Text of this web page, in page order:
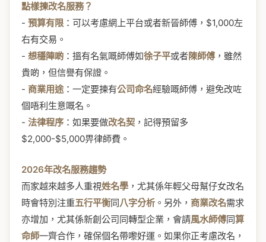
點樣揀改名服務？
- 預算有限 ：可以考慮網上平台或者新晉師傅，$1,000左
右有交易。
- 想穩陣啲 ：搵有名氣嘅師傅如徐子平或者陳師傅，雖然
貴啲，但信譽有保證。
- 商業用途 ：一定要揀有公司命名經驗嘅師傅，避免改咗
個唔利生意嘅名。
- 法律程序 ：如果要做改名契 ，記得預留多
$2,000-$5,000畀律師費。
2026年改名服務趨勢
而家越來越多人重視姓名學 ，尤其係年輕父母幫仔女改名
時會特別注重五行平衡同八字分析 。另外， 商業改名需求
亦增加，尤其係新創公司同轉型企業，會請風水師傅同算
命師一齊合作，確保個名帶嚟好運。如果你正考慮改名，